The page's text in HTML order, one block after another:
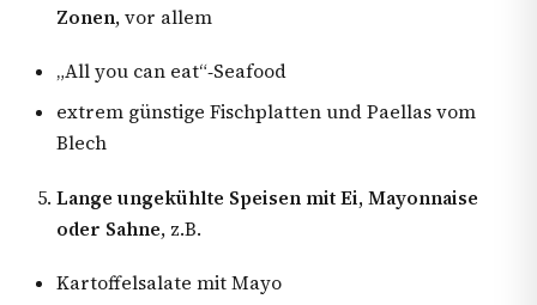
Zonen, vor allem
„All you can eat“‑Seafood
extrem günstige Fischplatten und Paellas vom
Blech
Lange ungekühlte Speisen mit Ei, Mayonnaise
oder Sahne, z.B.
Kartoffelsalate mit Mayo